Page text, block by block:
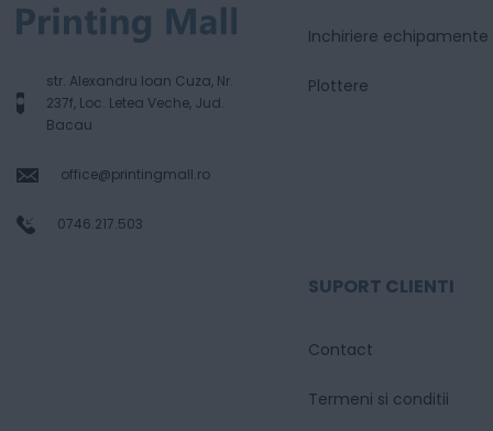
str. Alexandru Ioan Cuza, Nr.
237f, Loc. Letea Veche, Jud.
Bacau
office@printingmall.ro
0746.217.503
Inchiriere echipamente
Plottere
SUPORT CLIENTI
Contact
Termeni si conditii